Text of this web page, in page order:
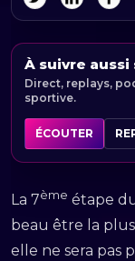
À suivre aussi
Direct, replays,
sportive.
ÉCOUTER
La 7ème étape
beau être la
elle ne sera pas